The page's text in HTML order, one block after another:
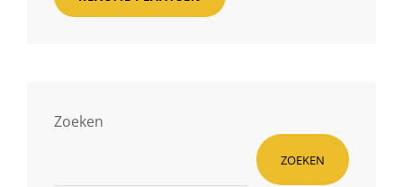
Zoeken
ZOEKEN